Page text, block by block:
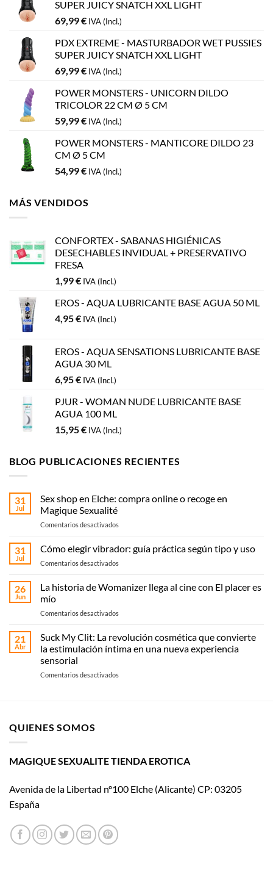
SUPER JUICY SNATCH XXL LIGHT
69,99€ IVA (Incl.)
PDX EXTREME - MASTURBADOR WET PUSSIES
SUPER JUICY SNATCH XXL LIGHT
69,99€ IVA (Incl.)
POWER MONSTERS - UNICORN DILDO
TRICOLOR 22 CM Ø 5 CM
59,99€ IVA (Incl.)
POWER MONSTERS - MANTICORE DILDO 23
CM Ø 5 CM
54,99€ IVA (Incl.)
MÁS VENDIDOS
CONFORTEX - SABANAS HIGIÉNICAS
DESECHABLES INVIDUAL + PRESERVATIVO
FRESA
1,99€ IVA (Incl.)
EROS - AQUA LUBRICANTE BASE AGUA 50 ML
4,95€ IVA (Incl.)
EROS - AQUA SENSATIONS LUBRICANTE BASE
AGUA 30 ML
6,95€ IVA (Incl.)
PJUR - WOMAN NUDE LUBRICANTE BASE
AGUA 100 ML
15,95€ IVA (Incl.)
BLOG PUBLICACIONES RECIENTES
31
Jul
Sex shop en Elche: compra online o recoge en
Magique Sexualité
Comentarios desactivadosen
shop
Elche:
online
en
Sexualité
31
Jul
Cómo elegir vibrador: guía práctica según tipo y uso
Comentarios desactivadosen
elegir
práctica
tipo
26
Jun
La historia de Womanizer llega al cine con El placer es
mío
Comentarios desactivadosen
historia
Womanizer
al
21
Abr
Suck My Clit: La revolución cosmética que convierte
la estimulación íntima en una nueva experiencia
sensorial
Comentarios desactivadosen
convierte
íntima
QUIENES SOMOS
MAGIQUE SEXUALITE TIENDA EROTICA
Avenida de la Libertad nº100 Elche (Alicante) CP: 03205
España